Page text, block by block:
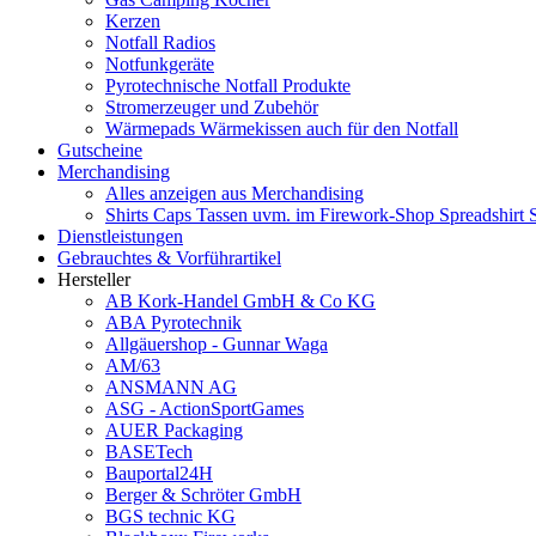
Kerzen
Notfall Radios
Notfunkgeräte
Pyrotechnische Notfall Produkte
Stromerzeuger und Zubehör
Wärmepads Wärmekissen auch für den Notfall
Gutscheine
Merchandising
Alles anzeigen aus Merchandising
Shirts Caps Tassen uvm. im Firework-Shop Spreadshirt
Dienstleistungen
Gebrauchtes & Vorführartikel
Hersteller
AB Kork-Handel GmbH & Co KG
ABA Pyrotechnik
Allgäuershop - Gunnar Waga
AM/63
ANSMANN AG
ASG - ActionSportGames
AUER Packaging
BASETech
Bauportal24H
Berger & Schröter GmbH
BGS technic KG